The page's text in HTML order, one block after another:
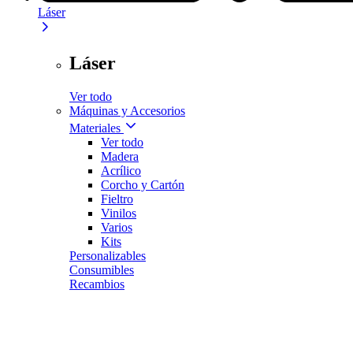
Láser
Láser
Ver todo
Máquinas y Accesorios
Materiales
Ver todo
Madera
Acrílico
Corcho y Cartón
Fieltro
Vinilos
Varios
Kits
Personalizables
Consumibles
Recambios